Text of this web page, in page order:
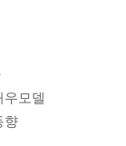
우모델
향